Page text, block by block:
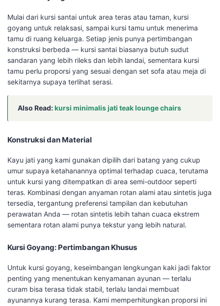
Mulai dari kursi santai untuk area teras atau taman, kursi
goyang untuk relaksasi, sampai kursi tamu untuk menerima
tamu di ruang keluarga. Setiap jenis punya pertimbangan
konstruksi berbeda — kursi santai biasanya butuh sudut
sandaran yang lebih rileks dan lebih landai, sementara kursi
tamu perlu proporsi yang sesuai dengan set sofa atau meja di
sekitarnya supaya terlihat serasi.
Also Read:kursi minimalis jati teak lounge chairs
Konstruksi dan Material
Kayu jati yang kami gunakan dipilih dari batang yang cukup
umur supaya ketahanannya optimal terhadap cuaca, terutama
untuk kursi yang ditempatkan di area semi-outdoor seperti
teras. Kombinasi dengan anyaman rotan alami atau sintetis juga
tersedia, tergantung preferensi tampilan dan kebutuhan
perawatan Anda — rotan sintetis lebih tahan cuaca ekstrem
sementara rotan alami punya tekstur yang lebih natural.
Kursi Goyang: Pertimbangan Khusus
Untuk kursi goyang, keseimbangan lengkungan kaki jadi faktor
penting yang menentukan kenyamanan ayunan — terlalu
curam bisa terasa tidak stabil, terlalu landai membuat
ayunannya kurang terasa. Kami memperhitungkan proporsi ini